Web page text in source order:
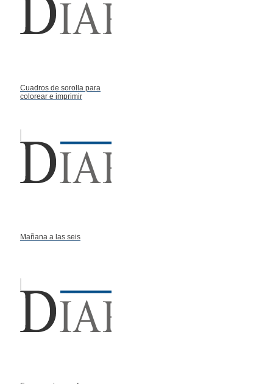
Cuadros de sorolla para
colorear e imprimir
Mañana a las seis